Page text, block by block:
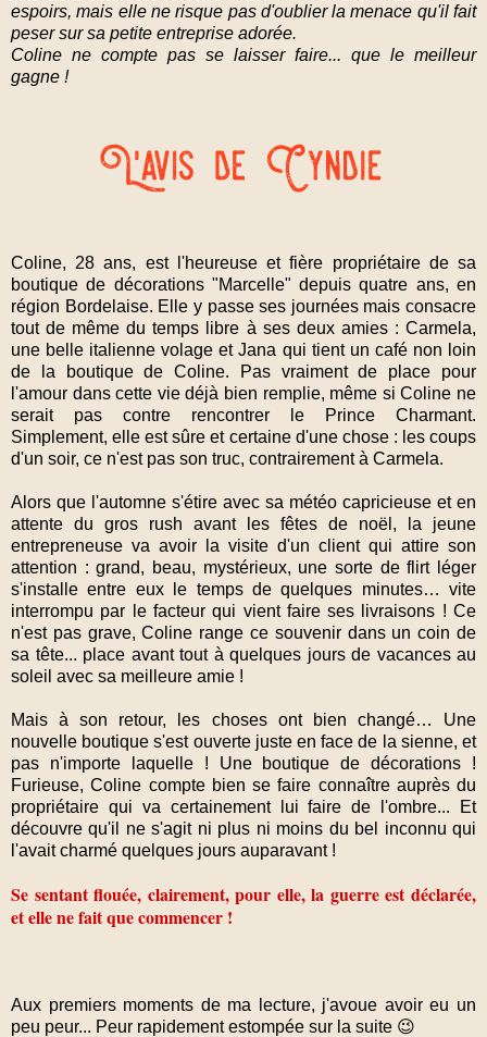
espoirs, mais elle ne risque pas d'oublier la menace qu'il fait
peser sur sa petite entreprise adorée.
Coline ne compte pas se laisser faire... que le meilleur
gagne !
Coline, 28 ans, est l'heureuse et fière propriétaire de sa
boutique de décorations "Marcelle" depuis quatre ans, en
région Bordelaise. Elle y passe ses journées mais consacre
tout de même du temps libre à ses deux amies : Carmela,
une belle italienne volage et Jana qui tient un café non loin
de la boutique de Coline. Pas vraiment de place pour
l'amour dans cette vie déjà bien remplie, même si Coline ne
serait pas contre rencontrer le Prince Charmant.
Simplement, elle est sûre et certaine d'une chose : les coups
d'un soir, ce n'est pas son truc, contrairement à Carmela.
Alors que l'automne s'étire avec sa météo capricieuse et en
attente du gros rush avant les fêtes de noël, la jeune
entrepreneuse va avoir la visite d'un client qui attire son
attention : grand, beau, mystérieux, une sorte de flirt léger
s'installe entre eux le temps de quelques minutes… vite
interrompu par le facteur qui vient faire ses livraisons ! Ce
n'est pas grave, Coline range ce souvenir dans un coin de
sa tête... place avant tout à quelques jours de vacances au
soleil avec sa meilleure amie !
Mais à son retour, les choses ont bien changé… Une
nouvelle boutique s'est ouverte juste en face de la sienne, et
pas n'importe laquelle ! Une boutique de décorations !
Furieuse, Coline compte bien se faire connaître auprès du
propriétaire qui va certainement lui faire de l'ombre... Et
découvre qu'il ne s'agit ni plus ni moins du bel inconnu qui
l'avait charmé quelques jours auparavant !
Se sentant flouée, clairement, pour elle, la guerre est déclarée,
et elle ne fait que commencer !
Aux premiers moments de ma lecture, j'avoue avoir eu un
peu peur... Peur rapidement estompée sur la suite 😉